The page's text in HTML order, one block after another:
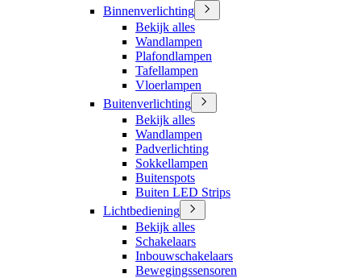
Binnenverlichting
Bekijk alles
Wandlampen
Plafondlampen
Tafellampen
Vloerlampen
Buitenverlichting
Bekijk alles
Wandlampen
Padverlichting
Sokkellampen
Buitenspots
Buiten LED Strips
Lichtbediening
Bekijk alles
Schakelaars
Inbouwschakelaars
Bewegingssensoren